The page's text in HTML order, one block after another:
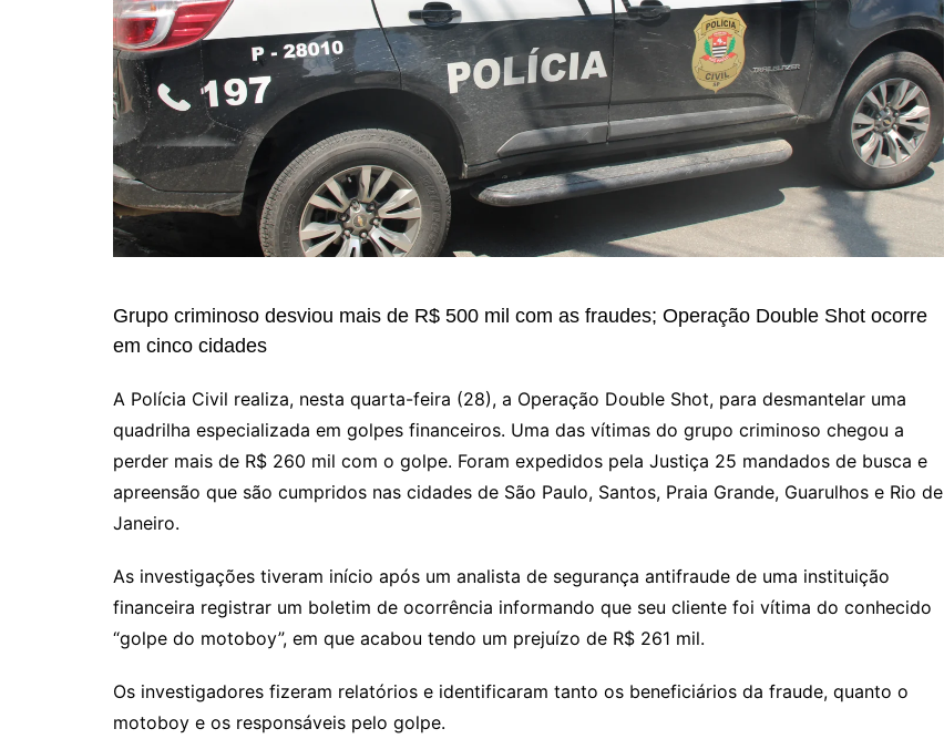
Grupo criminoso desviou mais de R$ 500 mil com as fraudes; Operação Double Shot ocorre
em cinco cidades
A Polícia Civil realiza, nesta quarta-feira (28), a Operação Double Shot, para desmantelar uma
quadrilha especializada em golpes financeiros. Uma das vítimas do grupo criminoso chegou a
perder mais de R$ 260 mil com o golpe. Foram expedidos pela Justiça 25 mandados de busca e
apreensão que são cumpridos nas cidades de São Paulo, Santos, Praia Grande, Guarulhos e Rio de
Janeiro.
As investigações tiveram início após um analista de segurança antifraude de uma instituição
financeira registrar um boletim de ocorrência informando que seu cliente foi vítima do conhecido
“golpe do motoboy”, em que acabou tendo um prejuízo de R$ 261 mil.
Os investigadores fizeram relatórios e identificaram tanto os beneficiários da fraude, quanto o
motoboy e os responsáveis pelo golpe.